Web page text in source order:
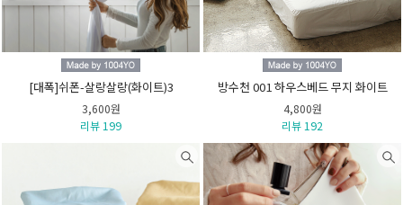
[대폭]쉬폰-살랑살랑(화이트)3
3,600원
리뷰 199
방수천 001 하우스베드 무지 화이트
4,800원
리뷰 192